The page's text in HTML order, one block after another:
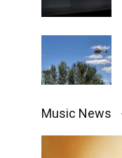
Music News